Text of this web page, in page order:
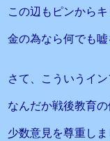
この辺もピンから
金の為なら何でも嘘
さて、こういうイ
なんだか戦後教育の
少数意見を尊重し